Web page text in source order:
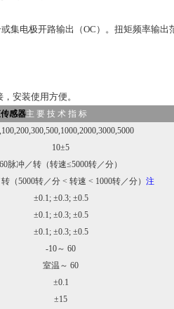
电极开路输出（OC）。扭矩频率输出
安装使用方便。
感器主 要 技 术 指 标
10±5
60脉冲／转（转速≤5000转／分）
（5000转／分 < 转速 < 1000转／分） 注
±0.1; ±0.3; ±0.5
±0.1; ±0.3; ±0.5
±0.1; ±0.3; ±0.5
-10～ 60
室温～ 60
±0.1
±15